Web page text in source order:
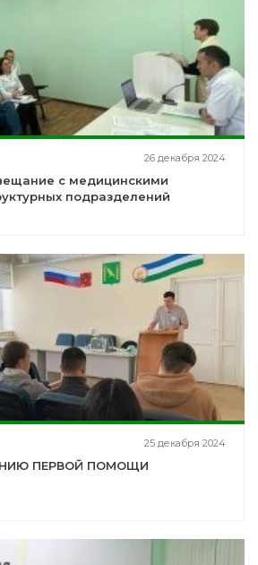
26 декабря 2024
с медицинскими
подразделений
25 декабря 2024
ПЕРВОЙ ПОМОЩИ